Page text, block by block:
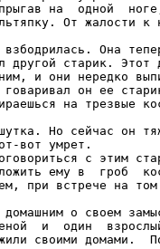
на  одной
От жалости к
Она
другой старик. Этот
и они нередко
он ее
на трезвые
Но сейчас он
вот умрет.
с этим
ему в  гроб
при встрече на
о своем
и  один
своими домами.